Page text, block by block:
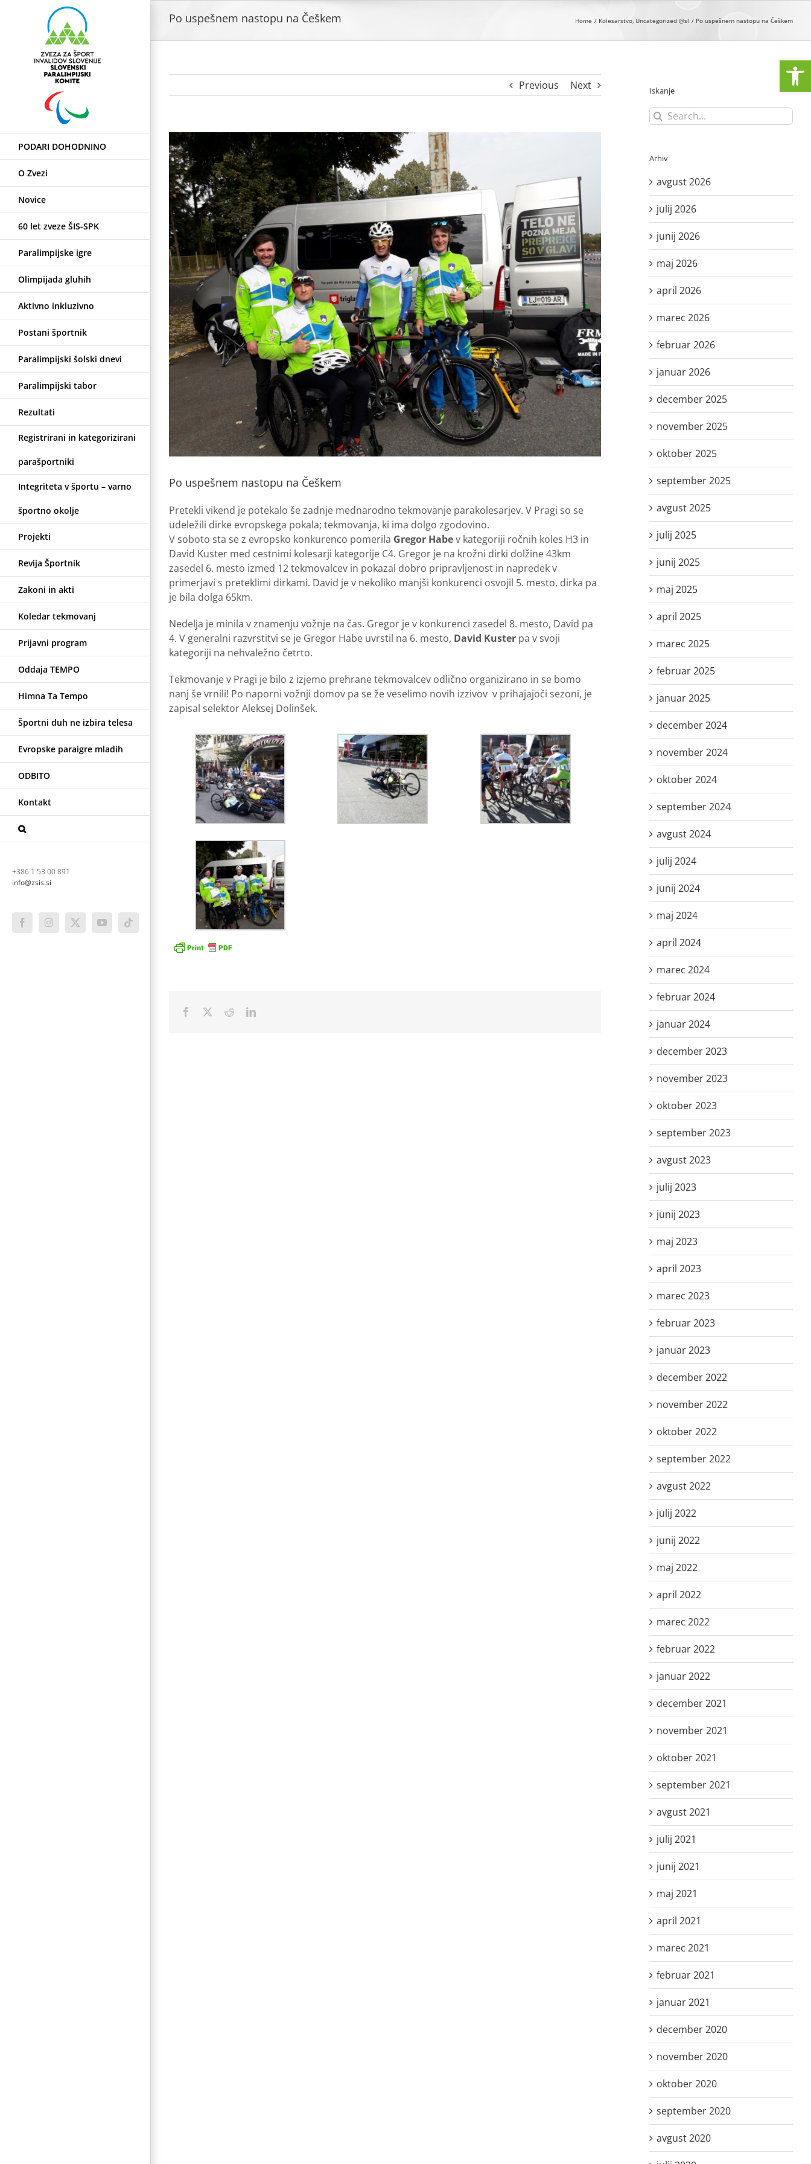
PODARI DOHODNINO
O Zvezi
Novice
60 let zveze ŠIS-SPK
Paralimpijske igre
Olimpijada gluhih
Aktivno inkluzivno
Postani športnik
Paralimpijski šolski dnevi
Paralimpijski tabor
Rezultati
Registrirani in kategorizirani
parašportniki
Integriteta v športu – varno
športno okolje
Projekti
Revija Športnik
Zakoni in akti
Koledar tekmovanj
Prijavni program
Oddaja TEMPO
Himna Ta Tempo
Športni duh ne izbira telesa
Evropske paraigre mladih
ODBITO
Kontakt
+386 1 53 00 891
info@zsis.si
FacebookInstagram
X YouTubeTiktok
Po uspešnem nastopu na Češkem Home Kolesarstvo Uncategorized @sl Po uspešnem nastopu na Češkem
Previous Next
View
Larger
Image
Po uspešnem nastopu na Češkem
Pretekli vikend je potekalo še zadnje mednarodno tekmovanje parakolesarjev. V Pragi so se
udeležili dirke evropskega pokala; tekmovanja, ki ima dolgo zgodovino.
V soboto sta se z evropsko konkurenco pomerila Gregor Habev kategoriji ročnih koles H3 in
David Kuster med cestnimi kolesarji kategorije C4. Gregor je na krožni dirki dolžine 43km
zasedel 6. mesto izmed 12 tekmovalcev in pokazal dobro pripravljenost in napredek v
primerjavi s preteklimi dirkami. David je v nekoliko manjši konkurenci osvojil 5. mesto, dirka pa
je bila dolga 65km.
Nedelja je minila v znamenju vožnje na čas. Gregor je v konkurenci zasedel 8. mesto, David pa
4. V generalni razvrstitvi se je Gregor Habe uvrstil na 6. mesto, David Kuster pa v svoji
kategoriji na nehvaležno četrto.
Tekmovanje v Pragi je bilo z izjemo prehrane tekmovalcev odlično organizirano in se bomo
nanj še vrnili! Po naporni vožnji domov pa se že veselimo novih izzivov v prihajajoči sezoni, je
zapisal selektor Aleksej Dolinšek.
Facebook RedditLinkedIn
Iskanje
Search
for:
Arhiv
avgust 2026
julij 2026
junij 2026
maj 2026
april 2026
marec 2026
februar 2026
januar 2026
december 2025
november 2025
oktober 2025
september 2025
avgust 2025
julij 2025
junij 2025
maj 2025
april 2025
marec 2025
februar 2025
januar 2025
december 2024
november 2024
oktober 2024
september 2024
avgust 2024
julij 2024
junij 2024
maj 2024
april 2024
marec 2024
februar 2024
januar 2024
december 2023
november 2023
oktober 2023
september 2023
avgust 2023
julij 2023
junij 2023
maj 2023
april 2023
marec 2023
februar 2023
januar 2023
december 2022
november 2022
oktober 2022
september 2022
avgust 2022
julij 2022
junij 2022
maj 2022
april 2022
marec 2022
februar 2022
januar 2022
december 2021
november 2021
oktober 2021
september 2021
avgust 2021
julij 2021
junij 2021
maj 2021
april 2021
marec 2021
februar 2021
januar 2021
december 2020
november 2020
oktober 2020
september 2020
avgust 2020